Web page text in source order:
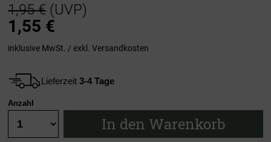
1,95 € (UVP)
1,55 €
inklusive MwSt. / exkl. Versandkosten
Lieferzeit 3-4 Tage
Anzahl
In den Warenkorb